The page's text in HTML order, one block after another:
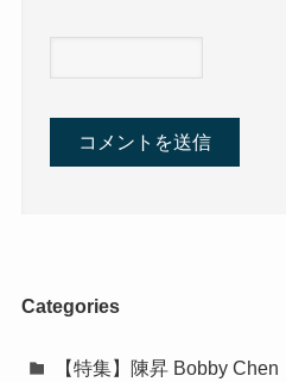
Categories
【特集】陳昇 Bobby Chen